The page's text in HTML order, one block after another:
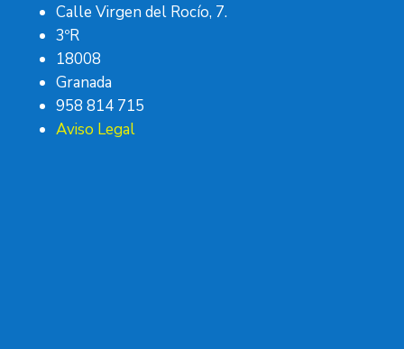
Calle Virgen del Rocío, 7.
3ºR
18008
Granada
958 814 715
Aviso Legal